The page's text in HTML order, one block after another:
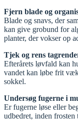
Fjern blade og
Blade og snavs, der
kan give grobund for
planter, der vokser op
Tjek og rens
Efterårets løvfald kan
vandet kan løbe frit
sokkel.
Undersøg fugerne i
Er fugerne løse eller
udbedret, inden frosten